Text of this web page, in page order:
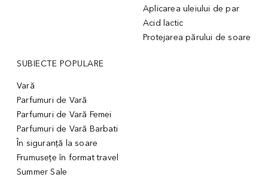
Aplicarea uleiului de par
Acid lactic
Protejarea părului de soare
SUBIECTE POPULARE
Vară
Parfumuri de Vară
Parfumuri de Vară Femei
Parfumuri de Vară Barbati
În siguranță la soare
Frumusețe în format travel
Summer Sale